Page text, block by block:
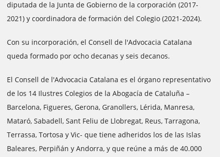
diputada de la Junta de Gobierno de la corporación (2017-
2021) y coordinadora de formación del Colegio (2021-2024).
Con su incorporación, el Consell de l'Advocacia Catalana
queda formado por ocho decanas y seis decanos.
El Consell de l'Advocacia Catalana es el órgano representativo
de los 14 Ilustres Colegios de la Abogacía de Cataluña –
Barcelona, Figueres, Gerona, Granollers, Lérida, Manresa,
Mataró, Sabadell, Sant Feliu de Llobregat, Reus, Tarragona,
Terrassa, Tortosa y Vic- que tiene adheridos los de las Islas
Baleares, Perpiñán y Andorra, y que reúne a más de 40.000